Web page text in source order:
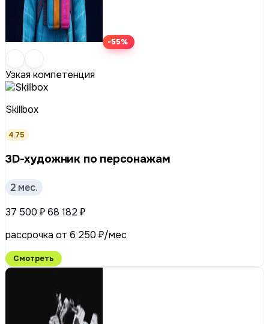
-55%
Узкая компетенция
Skillbox
4.75
3D-художник по персонажам
2 мес.
37 500 ₽68 182 ₽
рассрочка от 6 250 ₽/мес
Смотреть